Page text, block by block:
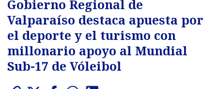
Gobierno Regional de
Valparaíso destaca apuesta por
el deporte y el turismo con
millonario apoyo al Mundial
Sub-17 de Vóleibol